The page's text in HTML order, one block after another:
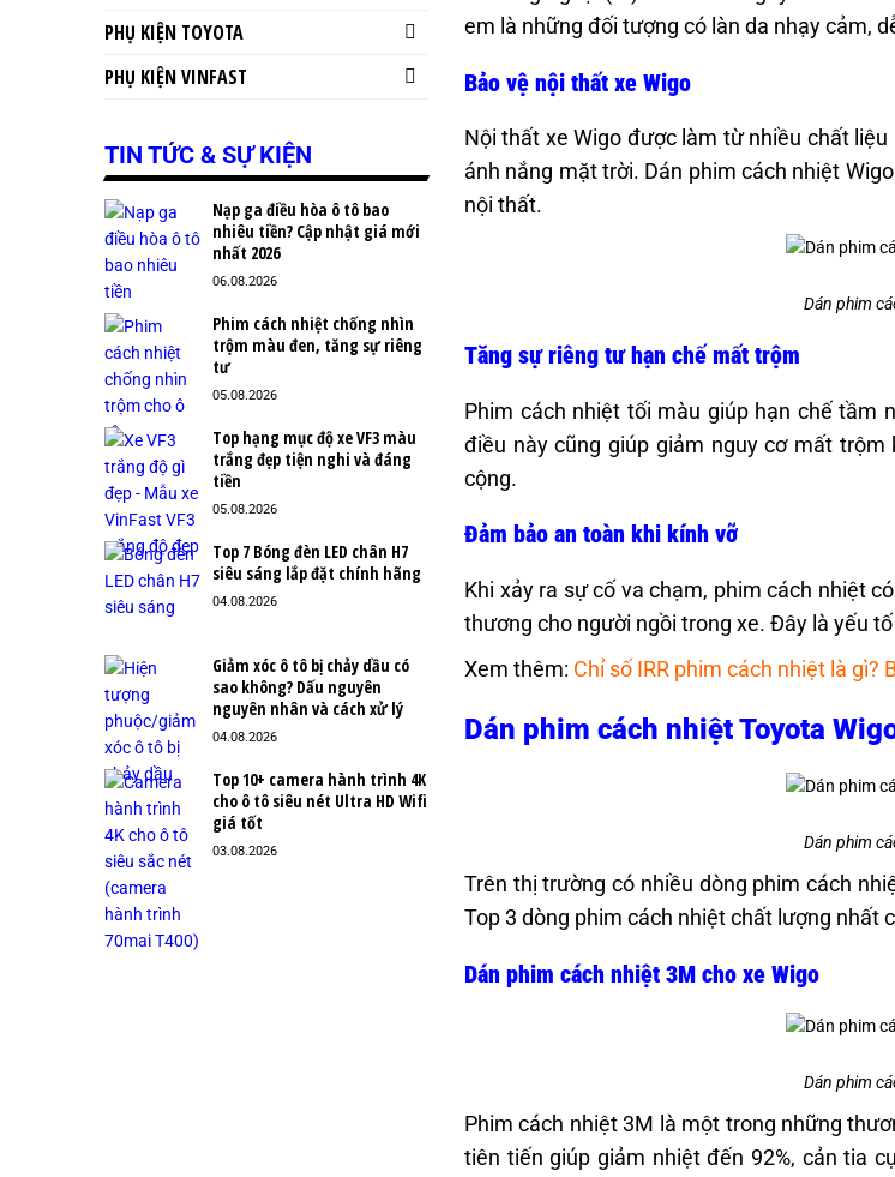
em là những đối tượng có làn da nhạy cảm,
Bảo vệ nội thất xe Wigo
Nội thất xe Wigo được làm từ nhiều chất
ánh nắng mặt trời. Dán phim cách nhiệt
nội thất.
Dán phim
Tăng sự riêng tư hạn chế mất trộm
Phim cách nhiệt tối màu giúp hạn chế tầm
điều này cũng giúp giảm nguy cơ mất
cộng.
Đảm bảo an toàn khi kính vỡ
Khi xảy ra sự cố va chạm, phim cách nhiệt
thương cho người ngồi trong xe. Đây là yếu
Xem thêm: Chỉ số IRR phim cách nhiệt là gì?
Dán phim cách nhiệt Toyota
Dán phim
Trên thị trường có nhiều dòng phim cách
Top 3 dòng phim cách nhiệt chất lượng nhất
Dán phim cách nhiệt 3M cho xe Wigo
Dán phim
Phim cách nhiệt 3M là một trong những
tiên tiến giúp giảm nhiệt đến 92%, cản tia
PHỤ KIỆN TOYOTA
PHỤ KIỆN VINFAST
TIN TỨC & SỰ KIỆN
Nạp ga điều hòa ô tô bao
nhiêu tiền? Cập nhật giá mới
nhất 2026
06.08.2026
Phim cách nhiệt chống nhìn
trộm màu đen, tăng sự riêng
tư
05.08.2026
Top hạng mục độ xe VF3 màu
trắng đẹp tiện nghi và đáng
tiền
05.08.2026
Top 7 Bóng đèn LED chân H7
siêu sáng lắp đặt chính hãng
04.08.2026
Giảm xóc ô tô bị chảy dầu có
sao không? Dấu nguyên
nguyên nhân và cách xử lý
04.08.2026
Top 10+ camera hành trình 4K
cho ô tô siêu nét Ultra HD Wifi
giá tốt
03.08.2026